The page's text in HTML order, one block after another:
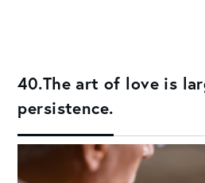
40.The art of love is
persistence.